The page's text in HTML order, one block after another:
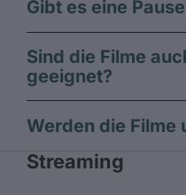
Gibt es eine
Sind die Filme
geeignet?
Werden die Filme
Streaming